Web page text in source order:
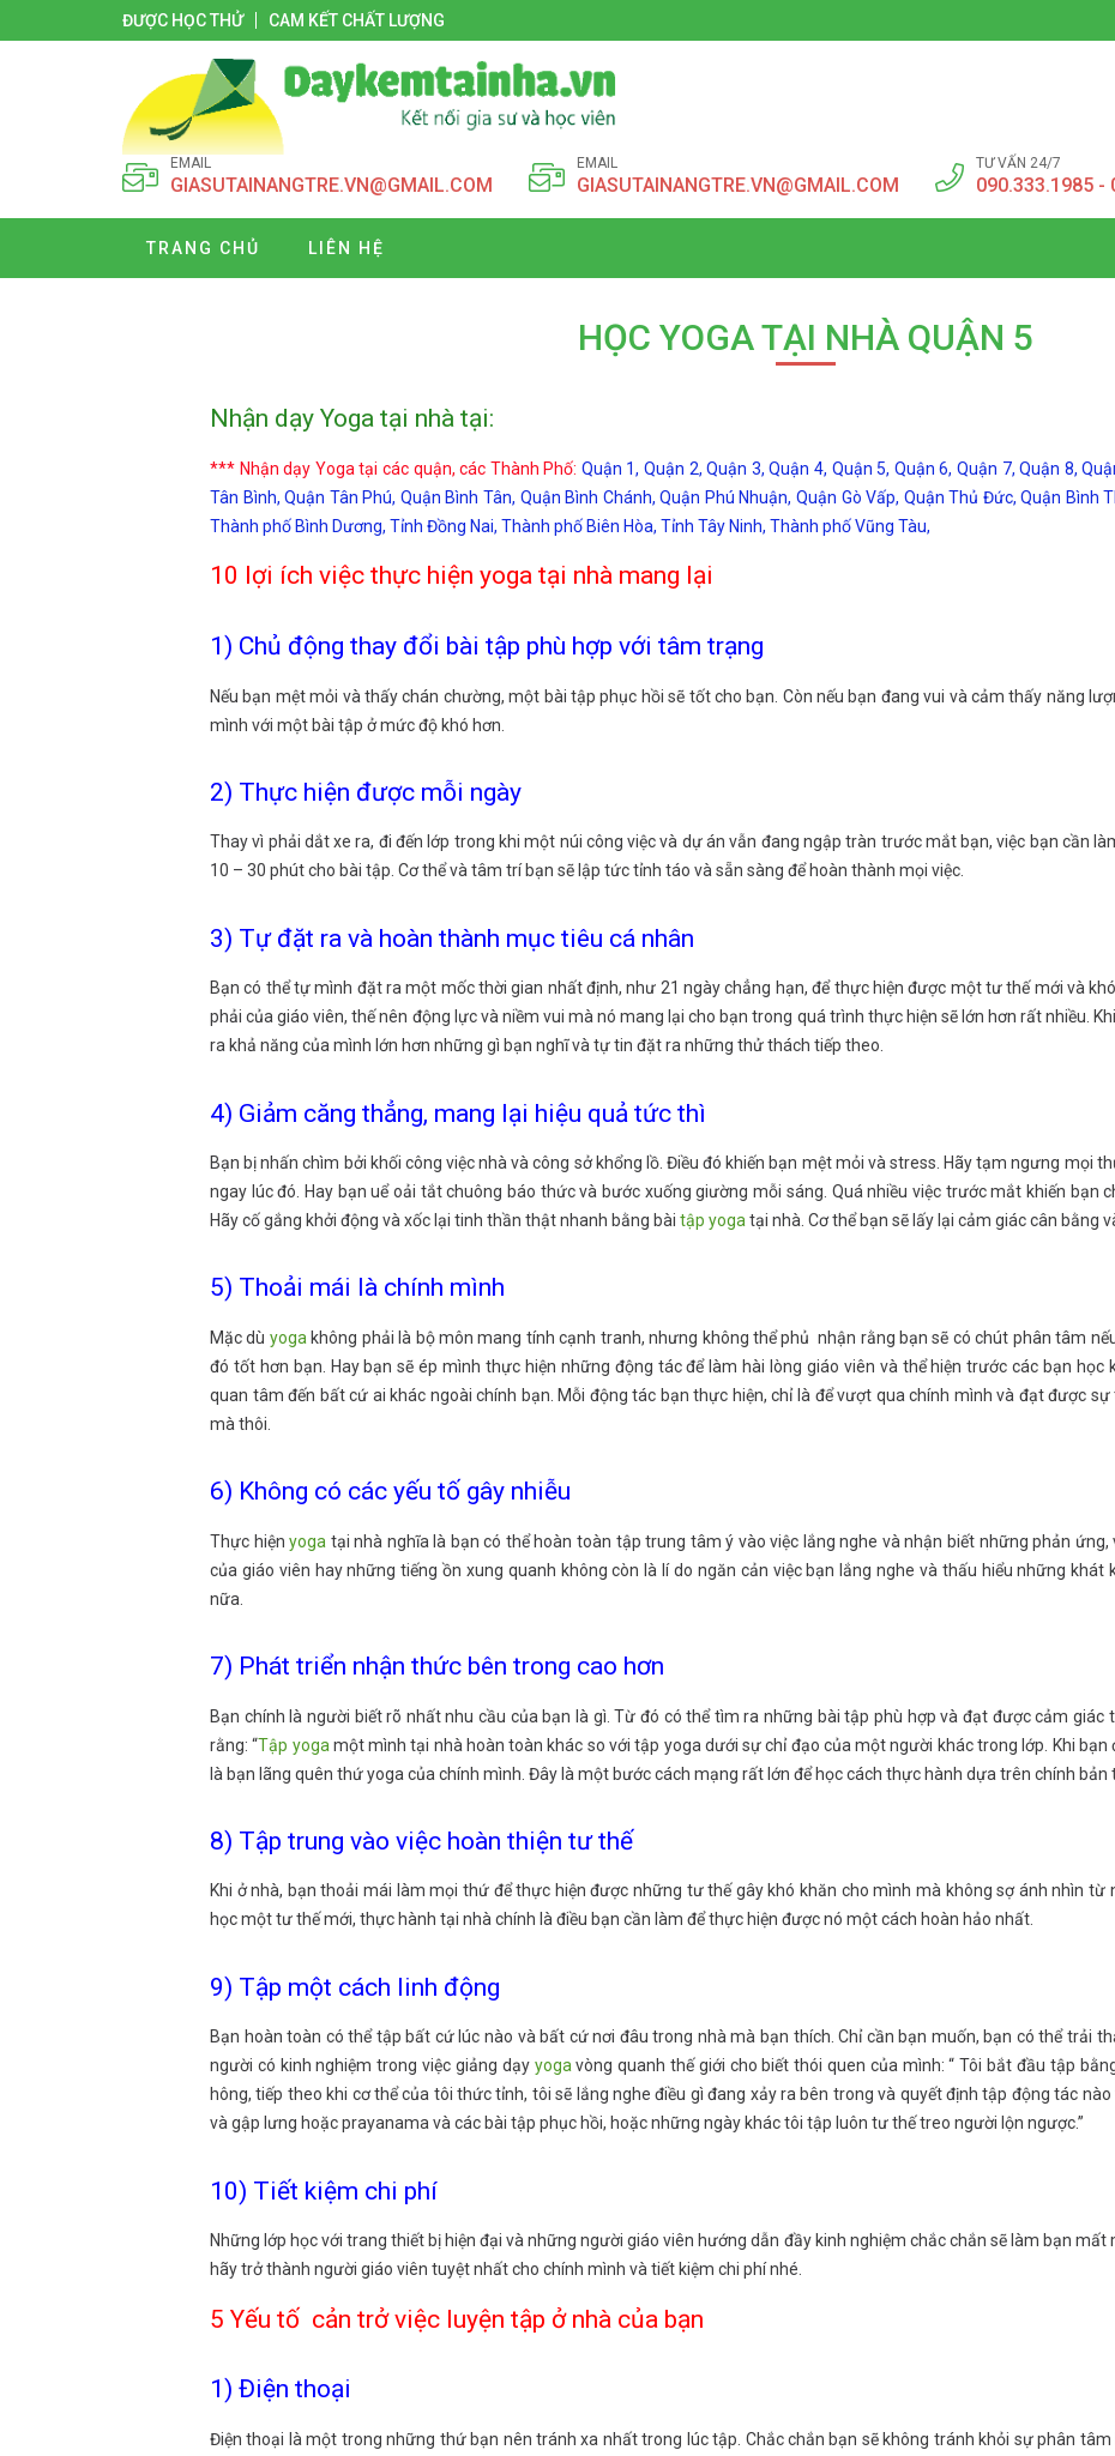
ĐƯỢC HỌC THỬ CAM KẾT CHẤT LƯỢNG
EMAIL
GIASUTAINANGTRE.VN@GMAIL.COM
EMAIL
GIASUTAINANGTRE.VN@GMAIL.COM
TƯ VẤN 24/7
090.333.1985 -
TRANG CHỦ LIÊN HỆ
HỌC YOGA TẠI NHÀ QUẬN 5
Nhận dạy Yoga tại nhà tại:
*** Nhận dạy Yoga tại các quận, các Thành Phố: Quận 1, Quận 2, Quận 3, Quận 4, Quận 5, Quận 6, Quận 7, Quận 8,
Tân Bình, Quận Tân Phú, Quận Bình Tân, Quận Bình Chánh, Quận Phú Nhuận, Quận Gò Vấp, Quận Thủ Đức, Quận Bình
Thành phố Bình Dương, Tỉnh Đồng Nai, Thành phố Biên Hòa, Tỉnh Tây Ninh, Thành phố Vũng Tàu,
10 lợi ích việc thực hiện yoga tại nhà mang lại
1) Chủ động thay đổi bài tập phù hợp với tâm trạng
Nếu bạn mệt mỏi và thấy chán chường, một bài tập phục hồi sẽ tốt cho bạn. Còn nếu bạn đang vui và cảm thấy năng
mình với một bài tập ở mức độ khó hơn.
2) Thực hiện được mỗi ngày
Thay vì phải dắt xe ra, đi đến lớp trong khi một núi công việc và dự án vẫn đang ngập tràn trước mắt bạn, việc bạn cần
10 – 30 phút cho bài tập. Cơ thể và tâm trí bạn sẽ lập tức tỉnh táo và sẵn sàng để hoàn thành mọi việc.
3) Tự đặt ra và hoàn thành mục tiêu cá nhân
Bạn có thể tự mình đặt ra một mốc thời gian nhất định, như 21 ngày chẳng hạn, để thực hiện được một tư thế mới và
phải của giáo viên, thế nên động lực và niềm vui mà nó mang lại cho bạn trong quá trình thực hiện sẽ lớn hơn rất nhiều.
ra khả năng của mình lớn hơn những gì bạn nghĩ và tự tin đặt ra những thử thách tiếp theo.
4) Giảm căng thẳng, mang lại hiệu quả tức thì
Bạn bị nhấn chìm bởi khối công việc nhà và công sở khổng lồ. Điều đó khiến bạn mệt mỏi và stress. Hãy tạm ngưng mọi
ngay lúc đó. Hay bạn uể oải tắt chuông báo thức và bước xuống giường mỗi sáng. Quá nhiều việc trước mắt khiến bạn
Hãy cố gắng khởi động và xốc lại tinh thần thật nhanh bằng bài tập yoga tại nhà. Cơ thể bạn sẽ lấy lại cảm giác cân bằng
5) Thoải mái là chính mình
Mặc dù yoga không phải là bộ môn mang tính cạnh tranh, nhưng không thể phủ nhận rằng bạn sẽ có chút phân tâm
đó tốt hơn bạn. Hay bạn sẽ ép mình thực hiện những động tác để làm hài lòng giáo viên và thể hiện trước các bạn học
quan tâm đến bất cứ ai khác ngoài chính bạn. Mỗi động tác bạn thực hiện, chỉ là để vượt qua chính mình và đạt được
mà thôi.
6) Không có các yếu tố gây nhiễu
Thực hiệnyoga tại nhà nghĩa là bạn có thể hoàn toàn tập trung tâm ý vào việc lắng nghe và nhận biết những phản
của giáo viên hay những tiếng ồn xung quanh không còn là lí do ngăn cản việc bạn lắng nghe và thấu hiểu những
nữa.
7) Phát triển nhận thức bên trong cao hơn
Bạn chính là người biết rõ nhất nhu cầu của bạn là gì. Từ đó có thể tìm ra những bài tập phù hợp và đạt được cảm giác
rằng: “Tập yoga một mình tại nhà hoàn toàn khác so với tập yoga dưới sự chỉ đạo của một người khác trong lớp. Khi
là bạn lãng quên thứ yoga của chính mình. Đây là một bước cách mạng rất lớn để học cách thực hành dựa trên chính bản
8) Tập trung vào việc hoàn thiện tư thế
Khi ở nhà, bạn thoải mái làm mọi thứ để thực hiện được những tư thế gây khó khăn cho mình mà không sợ ánh nhìn từ
học một tư thế mới, thực hành tại nhà chính là điều bạn cần làm để thực hiện được nó một cách hoàn hảo nhất.
9) Tập một cách linh động
Bạn hoàn toàn có thể tập bất cứ lúc nào và bất cứ nơi đâu trong nhà mà bạn thích. Chỉ cần bạn muốn, bạn có thể trải
người có kinh nghiệm trong việc giảng dạy yogavòng quanh thế giới cho biết thói quen của mình: “ Tôi bắt đầu tập
hông, tiếp theo khi cơ thể của tôi thức tỉnh, tôi sẽ lắng nghe điều gì đang xảy ra bên trong và quyết định tập động tác
và gập lưng hoặc prayanama và các bài tập phục hồi, hoặc những ngày khác tôi tập luôn tư thế treo người lộn ngược.”
10) Tiết kiệm chi phí
Những lớp học với trang thiết bị hiện đại và những người giáo viên hướng dẫn đầy kinh nghiệm chắc chắn sẽ làm bạn mất
hãy trở thành người giáo viên tuyệt nhất cho chính mình và tiết kiệm chi phí nhé.
5 Yếu tố cản trở việc luyện tập ở nhà của bạn
1) Điện thoại
Điện thoại là một trong những thứ bạn nên tránh xa nhất trong lúc tập. Chắc chắn bạn sẽ không tránh khỏi sự phân